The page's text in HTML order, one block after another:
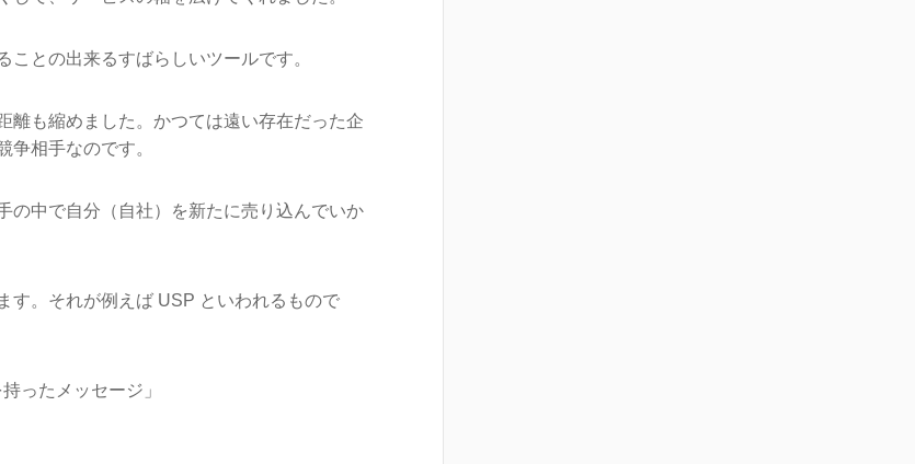
との出来るすばらしいツールです。
離も縮めました。かつては遠い存在だった企
争相手なのです。
の中で自分（自社）を新たに売り込んでいか
す。それが例えば USP といわれるもので
ったメッセージ」